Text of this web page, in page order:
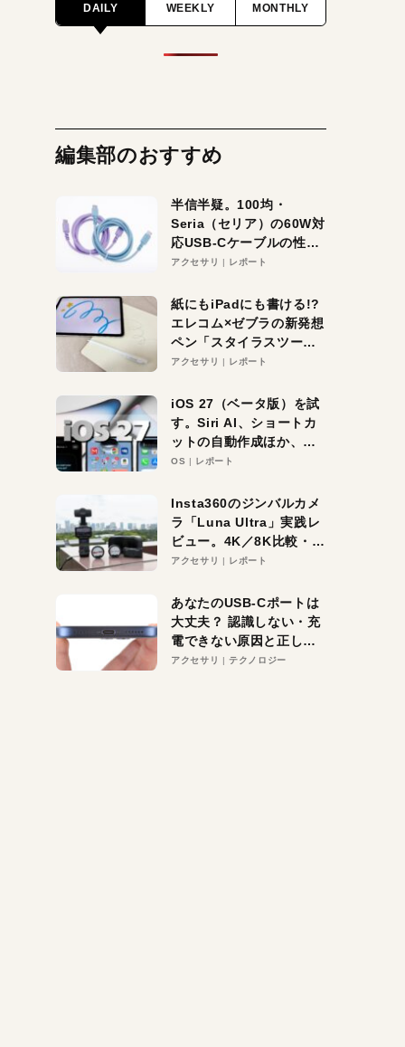
DAILY WEEKLY MONTHLY
編集部のおすすめ
半信半疑。100均・
Seria（セリア）の60W対
応USB-Cケーブルの性能
を検証。超コスパの1本を
アクセサリ レポート
紙にもiPadにも書ける!?
エレコム×ゼブラの新発想
ペン「スタイラスツーウ
ェイ」レビュー。持ち替
アクセサリ レポート
iOS 27（ベータ版）を試
す。Siri AI、ショートカ
ットの自動作成ほか、期
待大の便利機能5選。
る未来はすぐそこ！
OS レポート
Insta360のジンバルカメ
ラ「Luna Ultra」実践レ
ビュー。4K／8K比較・ズ
ーム・夜間撮影をチェッ
アクセサリ レポート
あなたのUSB-Cポートは
大丈夫？ 認識しない・充
電できない原因と正しい
対策
アクセサリ テクノロジー